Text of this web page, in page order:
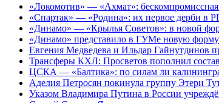
«Локомотив» — «Ахмат»: бескомпромиссная
«Спартак» — «Родина»: их первое дерби в
«Динамо» — «Крылья Советов»: в новой
«Динамо» представило в ГУМе новую форму
Евгения Медведева и Ильдар Гайнутдинов
Трансферы КХЛ: Просветов пополнил
ЦСКА — «Балтика»: по силам ли
Аделия Петросян покинула группу Этери
Указом Владимира Путина в России